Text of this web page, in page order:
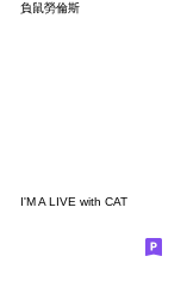
負鼠勞倫斯
I'M A LIVE with CAT